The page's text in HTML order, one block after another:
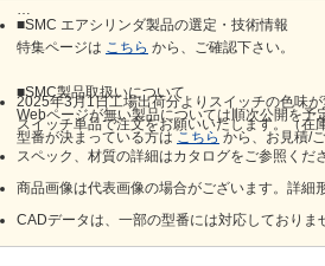
■SMC エアシリンダ製品の選定・技術情報
特集ページは こちら から、ご確認下さい。
■SMC製品取扱いについて
Webページが無い製品については順次公開を予
型番が決まっている方は こちら から、お見積/
2025年3月1日工場出荷分よりスイッチの色味
スイッチ単品で注文をお願いいたします。（在
スペック、材質の詳細はカタログをご参照くだ
商品画像は代表画像の場合がございます。詳細
CADデータは、一部の型番には対応しておりま